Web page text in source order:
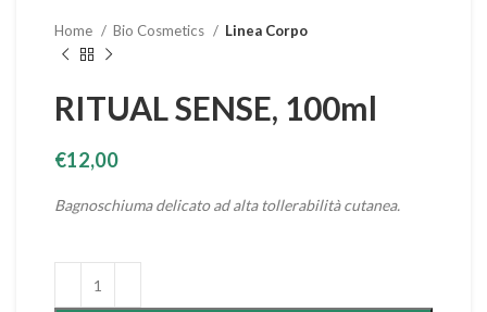
Home Bio Cosmetics Linea Corpo
RITUAL SENSE, 100ml
€12,00
Bagnoschiuma delicato ad alta tollerabilità cutanea.